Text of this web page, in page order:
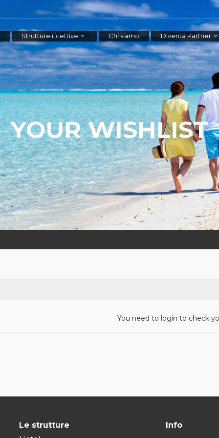
Strutture ricettive Chi siamo Diventa Partner
YOUR WISHLIST
You need to login to check
Le strutture
Info